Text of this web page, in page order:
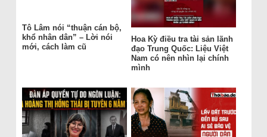
Tô Lâm nói “thuận cán bộ,
khổ nhân dân” – Lời nói
mới, cách làm cũ
Hoa Kỳ điều tra tài sản lãnh
đạo Trung Quốc: Liệu Việt
Nam có nên nhìn lại chính
mình